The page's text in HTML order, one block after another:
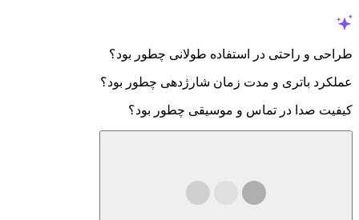
طراحی و راحتی در استفاده طولانی چطور بود؟
عملکرد باتری و مدت زمان شارژدهی چطور بود؟
کیفیت صدا در تماس و موسیقی چطور بود؟